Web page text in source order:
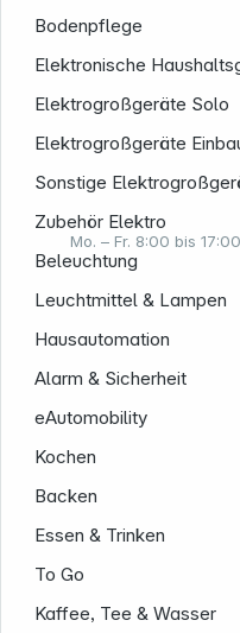
Mo. – Fr. 8:00 bis
Bodenpflege
Elektronische
Elektrogroßgeräte Solo
Elektrogroßgeräte
Sonstige
Zubehör Elektro
Beleuchtung
Leuchtmittel & Lampen
Hausautomation
Alarm & Sicherheit
eAutomobility
Kochen
Backen
Essen & Trinken
To Go
Kaffee, Tee & Wasser
Rechtliches